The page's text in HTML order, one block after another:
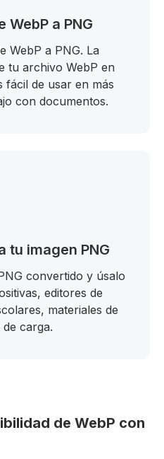
WebP a PNG
WebP a PNG. La
tu archivo WebP en
fácil de usar en más
con documentos.
tu imagen PNG
convertido y úsalo
editores de
materiales de
carga.
de WebP con